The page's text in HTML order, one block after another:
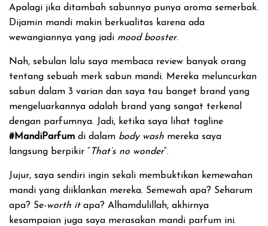
Apalagi jika ditambah sabunnya punya aroma semerbak.
Dijamin mandi makin berkualitas karena ada
wewangiannya yang jadi mood booster.
Nah, sebulan lalu saya membaca review banyak orang
tentang sebuah merk sabun mandi. Mereka meluncurkan
sabun dalam 3 varian dan saya tau banget brand yang
mengeluarkannya adalah brand yang sangat terkenal
dengan parfumnya. Jadi, ketika saya lihat tagline
#MandiParfum di dalam body wash mereka saya
langsung berpikir “ That’s no wonder“.
Jujur, saya sendiri ingin sekali membuktikan kemewahan
mandi yang diiklankan mereka. Semewah apa? Seharum
apa? Se-worth itapa? Alhamdulillah, akhirnya
kesampaian juga saya merasakan mandi parfum ini.